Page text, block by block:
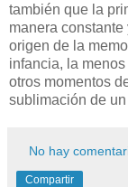
también que la
manera
origen de la
infancia, la
otros momentos
sublimación de
No hay
Compartir